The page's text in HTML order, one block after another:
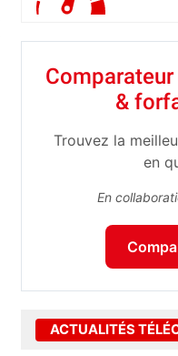
&
Trouvez la
en
En
ACTUALITÉS